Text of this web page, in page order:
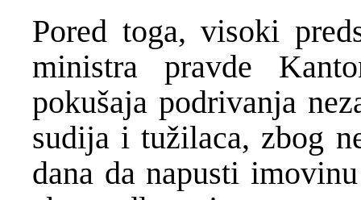
Pored toga, visoki
ministra pravde
pokušaja podrivanja
sudija i tužilaca, zbog
dana da napusti